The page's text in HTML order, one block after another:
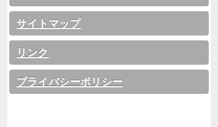
サイトマップ
リンク
プライバシーポリシー